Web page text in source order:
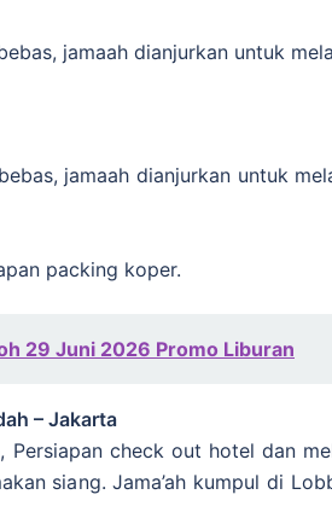
jamaah dianjurkan untuk
jamaah dianjurkan untuk
packing koper.
29 Juni 2026 Promo Liburan
– Jakarta
Persiapan check out hotel dan
siang. Jama’ah kumpul di